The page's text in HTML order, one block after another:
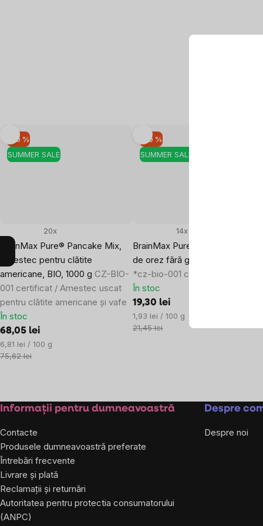
SUMMER SALE
–10 %
BrainMax Pure® Pancake Mix,
Amestec pentru clătite
americane, BIO, 1000 g CZ-BIO-
001 certificat / Amestec uscat
pentru clătite americane și vafe
20x
În stoc
68,05 lei
Evaluare
preţ:
6,81 lei / 100 g
75,62 lei
SUMMER SALE
–10 %
BrainMax Pure® Rice Flour, Făină
de orez fără gluten BIO, 1 kg
*cz-bio-001 certificat
14x
În stoc
19,30 lei
Evaluare
preţ:
1,93 lei / 100 g
21,45 lei
Subsol
Informații pentru dumneavoastră
Contacte
Produsele dumneavoastră preferate
Întrebări frecvente
Livrare și plată
Reclamații și returnări
Autoritatea pentru protectia consumatorului
(ANPC)
Despre
Despre noi